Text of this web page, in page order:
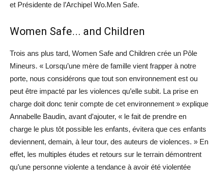
et Présidente de l’Archipel Wo.Men Safe.
Women Safe... and Children
Trois ans plus tard, Women Safe and Children crée un Pôle
Mineurs. « Lorsqu’une mère de famille vient frapper à notre
porte, nous considérons que tout son environnement est ou
peut être impacté par les violences qu’elle subit. La prise en
charge doit donc tenir compte de cet environnement » explique
Annabelle Baudin, avant d’ajouter, « le fait de prendre en
charge le plus tôt possible les enfants, évitera que ces enfants
deviennent, demain, à leur tour, des auteurs de violences. » En
effet, les multiples études et retours sur le terrain démontrent
qu’une personne violente a tendance à avoir été violentée